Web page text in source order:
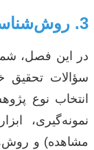
3. روش‌شناسی تحقیق
در این فصل،
سؤالات تحقیق
انتخاب نوع
نمونه‌گیری،
مشاهده) و